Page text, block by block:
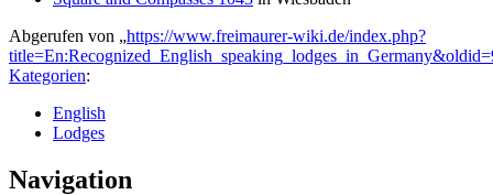
Abgerufen von „https://www.freimaurer-wiki.de/index.php?
Kategorien:
English
Lodges
Navigation